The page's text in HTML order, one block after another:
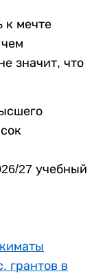
к мечте
значит, что
27 учебный
грантов в